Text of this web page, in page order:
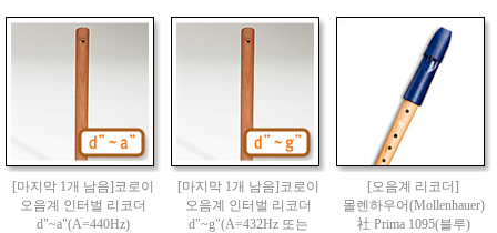
[마지막 1개 남음]코로이
오음계 인터벌 리코더
d"~a"(A=440Hz)
[마지막 1개 남음]코로이
오음계 인터벌 리코더
d"~g"(A=432Hz 또는
[오음계 리코더]
몰렌하우어(Mollenhauer)
社 Prima 1095(블루)